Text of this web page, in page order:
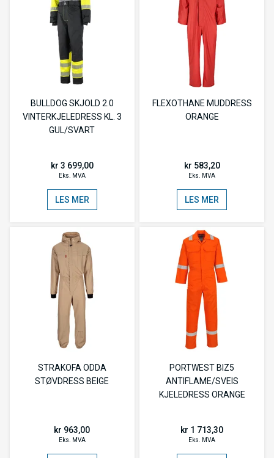
BULLDOG SKJOLD 2.0
VINTERKJELEDRESS KL. 3
GUL/SVART
kr 3 699,00
Eks. MVA
LES MER
FLEXOTHANE MUDDRESS
ORANGE
kr 583,20
Eks. MVA
LES MER
STRAKOFA ODDA
STØVDRESS BEIGE
kr 963,00
Eks. MVA
PORTWEST BIZ5
ANTIFLAME/SVEIS
KJELEDRESS ORANGE
kr 1 713,30
Eks. MVA